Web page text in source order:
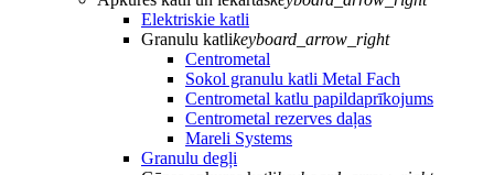
Elektriskie katli
Granulu katlikeyboard_arrow_right
Centrometal
Sokol granulu katli Metal Fach
Centrometal katlu papildaprīkojums
Centrometal rezerves daļas
Mareli Systems
Granulu degļi